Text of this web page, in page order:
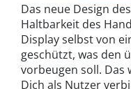
Das neue Design
Haltbarkeit des
Display selbst von
geschützt, was den
vorbeugen soll. Das
Dich als Nutzer